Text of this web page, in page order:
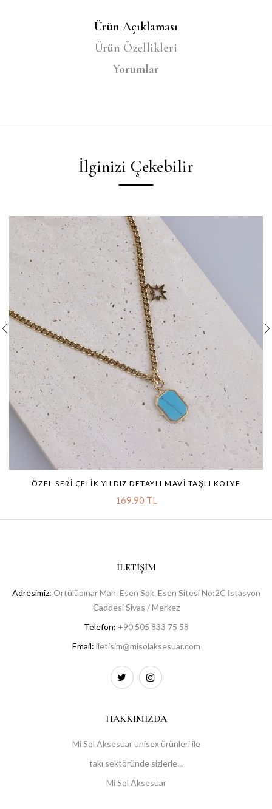
Ürün Açıklaması
Ürün Özellikleri
Yorumlar
İlginizi Çekebilir
ÖZEL SERI ÇELIK YILDIZ DETAYLI MAVI TAŞLI KOLYE
169.90 TL
İLETIŞIM
Adresimiz: Örtülüpınar Mah. Esen Sok. Esen Sitesi No:2C İstasyon
Caddesi Sivas / Merkez
Telefon: +90 505 833 75 58
Email: iletisim@misolaksesuar.com
HAKKIMIZDA
Mi Sol Aksesuar unisex ürünleri ile
takı sektöründe sizlerle...
Mi Sol Aksesuar